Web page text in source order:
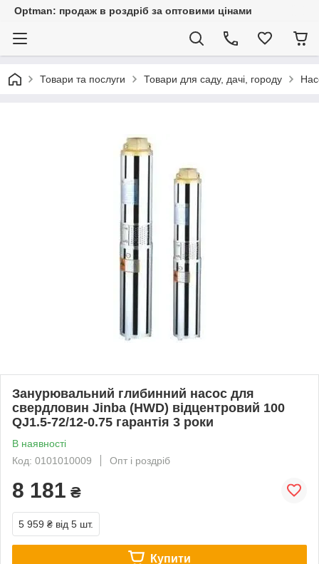
Optman: продаж в роздріб за оптовими цінами
Товари та послуги Товари для саду, дачі, городу
Занурювальний глибинний насос для
свердловин Jinba (HWD) відцентровий 100
QJ1.5-72/12-0.75 гарантія 3 роки
В наявності
Код: 0101010009
Опт і роздріб
8 181 ₴
5 959 ₴ від 5 шт.
Купити